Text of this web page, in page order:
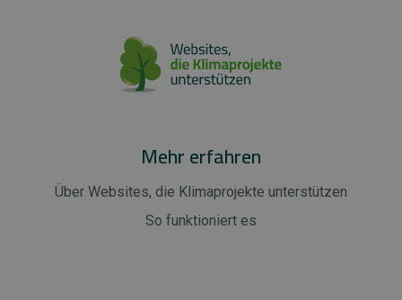
Mehr erfahren
Über Websites, die Klimaprojekte unterstützen
So funktioniert es